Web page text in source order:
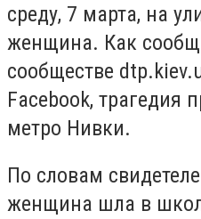
среду, 7 марта, на
женщина. Как
сообществе
Facebook, трагедия
метро Нивки.
По словам
женщина шла в